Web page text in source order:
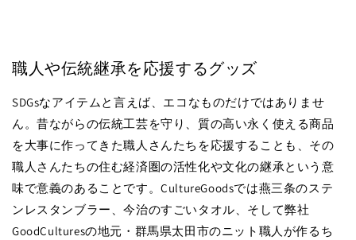
職人や伝統継承を応援するグッズ
SDGsなアイテムと言えば、エコなものだけではありませ
ん。昔ながらの伝統工芸を守り、質の高い永く使える商品
を大事に作ってきた職人さんたちを応援することも、その
職人さんたちの住む経済圏の活性化や文化の継承という意
味で意義のあることです。CultureGoodsでは燕三条のステ
ンレスタンブラー、今治のすごいタオル、そして弊社
GoodCulturesの地元・群馬県太田市のニット職人が作るち